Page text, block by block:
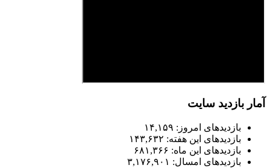
آمار بازدید سایت
بازدیدهای امروز: ۱۴,۱۵۹
بازدیدهای این هفته: ۱۴۳,۶۳۲
بازدیدهای این ماه: ۶۸۱,۳۶۶
بازدیدهای امسال: ۳,۱۷۶,۹۰۱